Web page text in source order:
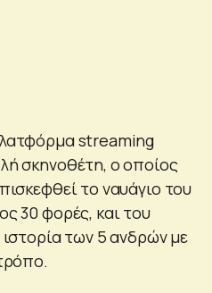
streaming
σκηνοθέτη, ο οποίος
το ναυάγιο του
30 φορές, και του
των 5 ανδρών με